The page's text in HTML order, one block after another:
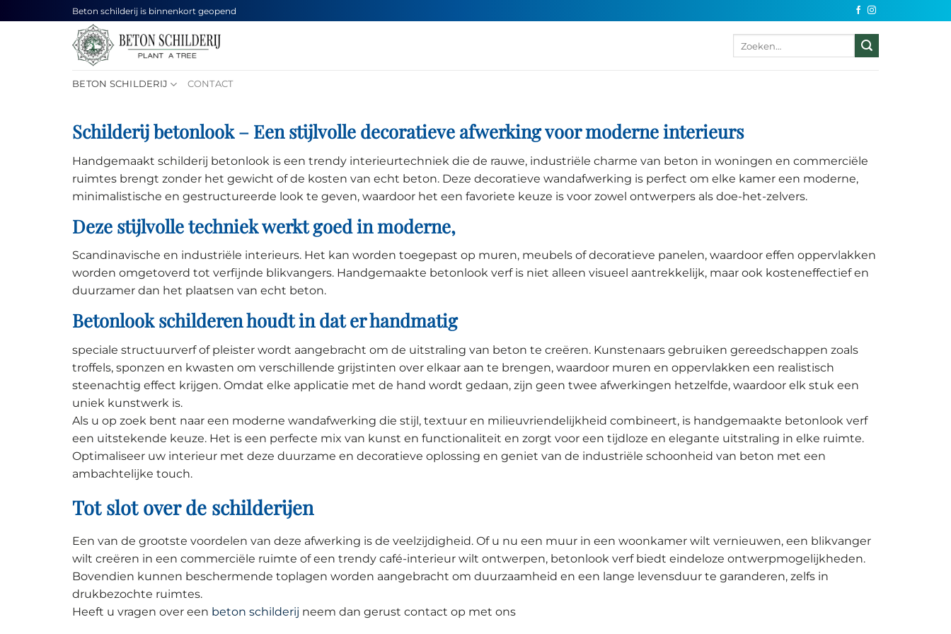
naar
Beton schilderij is binnenkort geopend
BETON SCHILDERIJ CONTACT
Schilderij betonlook – Een stijlvolle decoratieve afwerking voor moderne interieurs
Handgemaakt schilderij betonlook is een trendy interieurtechniek die de rauwe, industriële charme van beton in woningen en commerciële
ruimtes brengt zonder het gewicht of de kosten van echt beton. Deze decoratieve wandafwerking is perfect om elke kamer een moderne,
minimalistische en gestructureerde look te geven, waardoor het een favoriete keuze is voor zowel ontwerpers als doe-het-zelvers.
Deze stijlvolle techniek werkt goed in moderne,
Scandinavische en industriële interieurs. Het kan worden toegepast op muren, meubels of decoratieve panelen, waardoor effen oppervlakken
worden omgetoverd tot verfijnde blikvangers. Handgemaakte betonlook verf is niet alleen visueel aantrekkelijk, maar ook kosteneffectief en
duurzamer dan het plaatsen van echt beton.
Betonlook schilderen houdt in dat er handmatig
speciale structuurverf of pleister wordt aangebracht om de uitstraling van beton te creëren. Kunstenaars gebruiken gereedschappen zoals
troffels, sponzen en kwasten om verschillende grijstinten over elkaar aan te brengen, waardoor muren en oppervlakken een realistisch
steenachtig effect krijgen. Omdat elke applicatie met de hand wordt gedaan, zijn geen twee afwerkingen hetzelfde, waardoor elk stuk een
uniek kunstwerk is.
Als u op zoek bent naar een moderne wandafwerking die stijl, textuur en milieuvriendelijkheid combineert, is handgemaakte betonlook verf
een uitstekende keuze. Het is een perfecte mix van kunst en functionaliteit en zorgt voor een tijdloze en elegante uitstraling in elke ruimte.
Optimaliseer uw interieur met deze duurzame en decoratieve oplossing en geniet van de industriële schoonheid van beton met een
ambachtelijke touch.
Tot slot over de schilderijen
Een van de grootste voordelen van deze afwerking is de veelzijdigheid. Of u nu een muur in een woonkamer wilt vernieuwen, een blikvanger
wilt creëren in een commerciële ruimte of een trendy café-interieur wilt ontwerpen, betonlook verf biedt eindeloze ontwerpmogelijkheden.
Bovendien kunnen beschermende toplagen worden aangebracht om duurzaamheid en een lange levensduur te garanderen, zelfs in
drukbezochte ruimtes.
Heeft u vragen over een beton schilderij neem dan gerust contact op met ons